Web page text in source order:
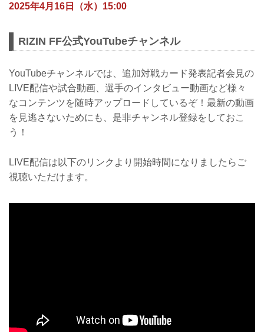
2025年4月16日（水）15:00
RIZIN FF公式YouTubeチャンネル
YouTubeチャンネルでは、追加対戦カード発表記者会見の
LIVE配信や試合動画、選手のインタビュー動画など様々
なコンテンツを随時アップロードしているぞ！最新の動画
を見逃さないためにも、是非チャンネル登録をしておこ
う！
LIVE配信は以下のリンクより開始時間になりましたらご
視聴いただけます。